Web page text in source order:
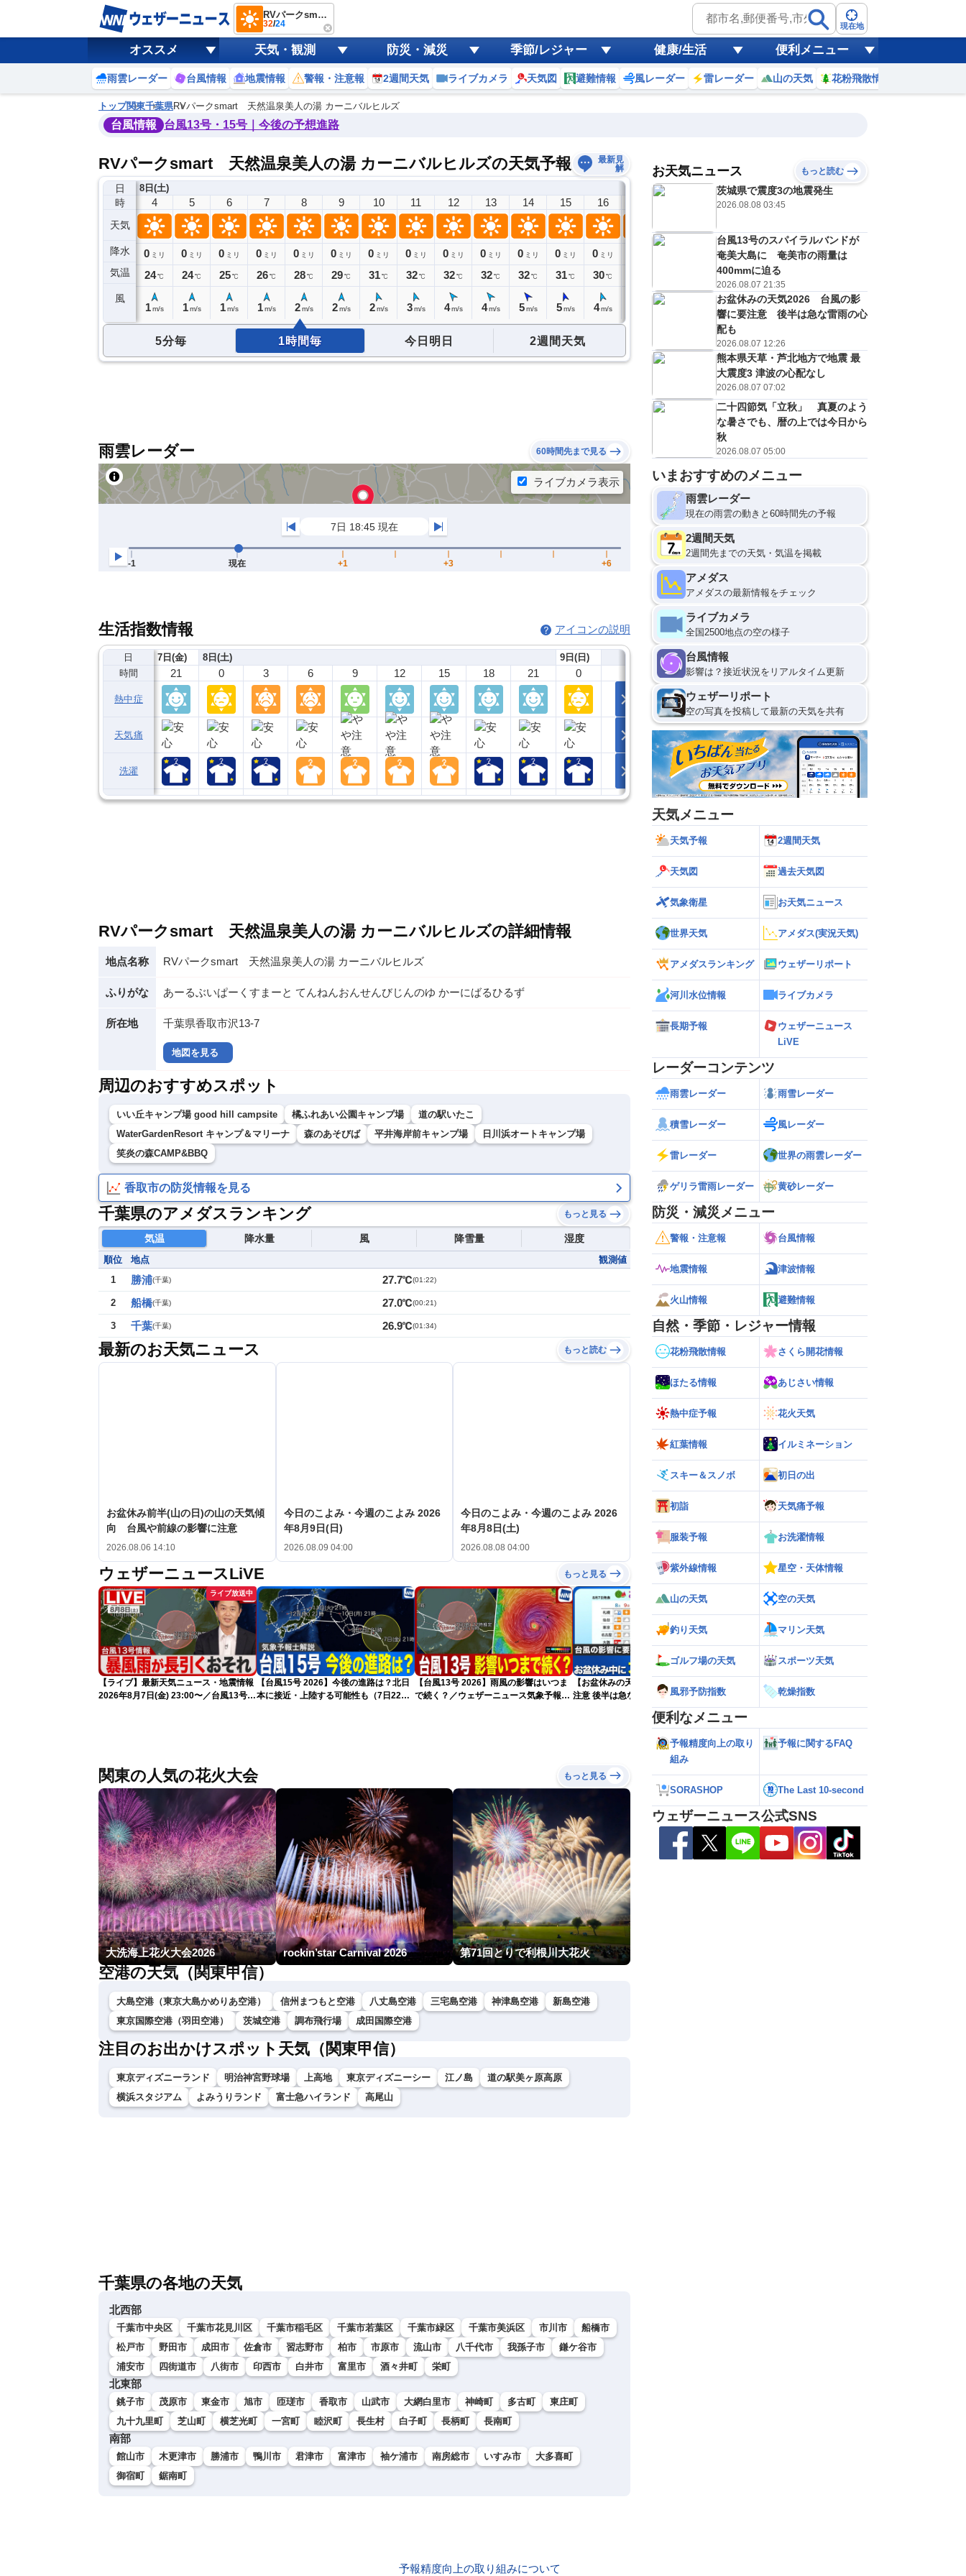
RVパークsmart 天然温泉美人の湯 カーニバルヒルズ
32/24 現在地
オススメ 天気・観測 防災・減災 季節/レジャー 健康/生活 便利メニュー
雨雲レーダー 台風情報 地震情報 警報・注意報 2週間天気 ライブカメラ 天気図 避難情報 風レーダー 雷レーダー 山の天気 花粉飛散情報
トップ関東千葉県RVパークsmart 天然温泉美人の湯 カーニバルヒルズ
台風情報 台風13号・15号｜今後の予想進路
RVパークsmart 天然温泉美人の湯 カーニバルヒルズの天気予報
最新見
解
日
時
天気
降水
気温
風
8日(土)
3
0ミリ
24℃
4
0 ミリ
24℃
1 m/s
5
0 ミリ
24℃
1 m/s
6
0 ミリ
25℃
1 m/s
7
0 ミリ
26℃
1 m/s
8
0 ミリ
28℃
2 m/s
9
0 ミリ
29℃
2 m/s
10
0 ミリ
31℃
2 m/s
11
0 ミリ
32℃
3 m/s
12
0 ミリ
32℃
4 m/s
13
0 ミリ
32℃
4 m/s
14
0 ミリ
32℃
5 m/s
15
0 ミリ
31℃
5 m/s
16
0 ミリ
30℃
4 m/s
19
ミリ
℃
m/s
20
0 ミリ
25℃
1 m/s
21
0ミリ
24
1 m/s
0ミリ
1 m/s 1 m/s
5分毎 1時間毎 今日明日 2週間天気
雨雲レーダー 60時間先まで見る
生活指数情報 アイコンの説明
日
時間
熱中症
天気痛
洗濯
7日(金)
21
8日(土)
0 3 6 9 12 15 18 21
9日(日)
0
RVパークsmart 天然温泉美人の湯 カーニバルヒルズの詳細情報
地点名称 RVパークsmart 天然温泉美人の湯 カーニバルヒルズ
ふりがな あーるぶいぱーくすまーと てんねんおんせんびじんのゆ かーにばるひるず
所在地 千葉県香取市沢13-7
地図を見る
周辺のおすすめスポット
いい丘キャンプ場 good hill campsite 橘ふれあい公園キャンプ場
道の駅いたこ
WaterGardenResort キャンプ＆マリーナ
森のあそびば 平井海岸前キャンプ場
日川浜オートキャンプ場
笑炎の森CAMP&BBQ
香取市の防災情報を見る
千葉県のアメダスランキング もっと見る
気温 降水量 風 降雪量 湿度
順位 地点
観測値
1
勝浦(千葉) 27.7℃(01:22)
2 船橋(千葉) 27.0℃(00:21)
3 千葉(千葉) 26.9℃(01:34)
最新のお天気ニュース もっと読む
お盆休み前半(山の日)の山の天気傾
向 台風や前線の影響に注意
2026.08.06 14:10
今日のこよみ・今週のこよみ 2026
年8月9日(日)
2026.08.09 04:00
今日のこよみ・今週のこよみ 2026
年8月8日(土)
2026.08.08 04:00
ウェザーニュースLiVE もっと見る
ライブ放送中
【ライブ】最新天気ニュース・地震情報
2026年8月7日(金) 23:00〜／台風13号の
【台風15号 2026】今後の進路は？北日
本に接近・上陸する可能性も（7日22時
【台風13号 2026】雨風の影響はいつま
で続く？／ウェザーニュース気象予報士
【お盆休みの天気2026】台風の影響に要
注意 後半は急な雷雨の心配も
【ゲリラ雷雨】長野県で1時間に約
100mmの猛烈な雨／気象防災速報・記
録的短時間大雨
関東の人気の花火大会 もっと見る
大洗海上花火大会2026 rockin’star Carnival 2026 第71回とりで利根川大花火
空港の天気（関東甲信）
大島空港（東京大島かめりあ空港） 信州まつもと空港 八丈島空港 三宅島空港 神津島空港
新島空港
東京国際空港（羽田空港）
茨城空港 調布飛行場 成田国際空港
注目のお出かけスポット天気（関東甲信）
東京ディズニーランド 明治神宮野球場 上高地 東京ディズニーシー 江ノ島
道の駅美ヶ原高原
横浜スタジアム
よみうりランド 富士急ハイランド 高尾山
千葉県の各地の天気
北西部
千葉市中央区 千葉市花見川区 千葉市稲毛区 千葉市若葉区 千葉市緑区 千葉市美浜区 市川市
船橋市
松戸市
野田市 成田市 佐倉市 習志野市 柏市 市原市 流山市 八千代市 我孫子市
鎌ケ谷市
浦安市
四街道市 八街市 印西市 白井市 富里市 酒々井町 栄町
北東部
銚子市 茂原市 東金市 旭市 匝瑳市 香取市 山武市 大網白里市 神崎町 多古町
東庄町
九十九里町
芝山町 横芝光町 一宮町 睦沢町 長生村 白子町 長柄町 長南町
南部
館山市 木更津市 勝浦市 鴨川市 君津市 富津市 袖ケ浦市 南房総市 いすみ市
大多喜町
御宿町
鋸南町
お天気ニュース もっと読む
茨城県で震度3の地震発生
2026.08.08 03:45
台風13号のスパイラルバンドが
奄美大島に 奄美市の雨量は
400mmに迫る
2026.08.07 21:35
お盆休みの天気2026 台風の影
響に要注意 後半は急な雷雨の心
配も
2026.08.07 12:26
熊本県天草・芦北地方で地震 最
大震度3 津波の心配なし
2026.08.07 07:02
二十四節気「立秋」 真夏のよう
な暑さでも、暦の上では今日から
秋
2026.08.07 05:00
いまおすすめのメニュー
雨雲レーダー
現在の雨雲の動きと60時間先の予報
2週間天気
2週間先までの天気・気温を掲載
アメダス
アメダスの最新情報をチェック
ライブカメラ
全国2500地点の空の様子
台風情報
影響は？接近状況をリアルタイム更新
ウェザーリポート
空の写真を投稿して最新の天気を共有
天気メニュー
天気予報 2週間天気
天気図 過去天気図
気象衛星 お天気ニュース
世界天気 アメダス(実況天気)
アメダスランキング ウェザーリポート
河川水位情報 ライブカメラ
長期予報
ウェザーニュース
LiVE
レーダーコンテンツ
雨雲レーダー 雨雪レーダー
積雪レーダー 風レーダー
雷レーダー 世界の雨雲レーダー
ゲリラ雷雨レーダー 黄砂レーダー
防災・減災メニュー
警報・注意報 台風情報
地震情報 津波情報
火山情報 避難情報
自然・季節・レジャー情報
花粉飛散情報 さくら開花情報
ほたる情報 あじさい情報
熱中症予報 花火天気
紅葉情報 イルミネーション
スキー＆スノボ 初日の出
初詣 天気痛予報
服装予報 お洗濯情報
紫外線情報 星空・天体情報
山の天気 空の天気
釣り天気 マリン天気
ゴルフ場の天気 スポーツ天気
風邪予防指数 乾燥指数
便利なメニュー
予報精度向上の取り
組み
予報に関するFAQ
SORASHOP The Last 10-second
ウェザーニュース公式SNS
予報精度向上の取り組みについて